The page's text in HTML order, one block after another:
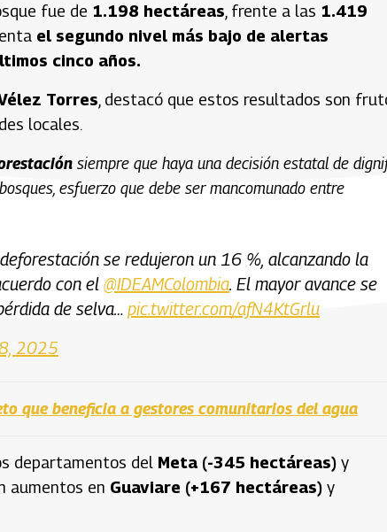
fue de 1.198 hectáreas , frente a las 1.419
el segundo nivel más bajo de alertas
cinco años.
Torres , destacó que estos resultados son
locales.
siempre que haya una decisión estatal de
esfuerzo que debe ser mancomunado entre
se redujeron un 16 %, alcanzando la
con el @IDEAMColombia. El mayor avance se
de selva… pic.twitter.com/afN4KtGrlu
2025
que beneficia a gestores comunitarios del agua
departamentos del Meta (-345 hectáreas) y
aumentos en Guaviare (+167 hectáreas) y